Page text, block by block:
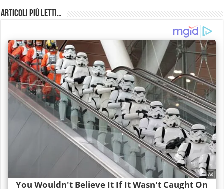
Articoli più Letti…